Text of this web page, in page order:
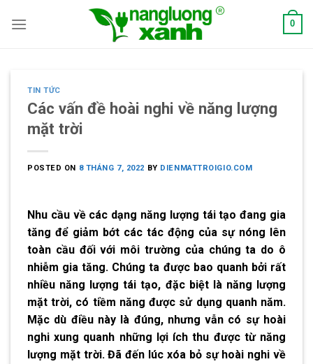
0
TIN TỨC
Các vấn đề hoài nghi về năng lượng
mặt trời
POSTED ON 8 THÁNG 7, 2022 BY DIENMATTROIGIO.COM
Nhu cầu về các dạng năng lượng tái tạo đang gia
tăng để giảm bớt các tác động của sự nóng lên
toàn cầu đối với môi trường của chúng ta do ô
nhiễm gia tăng. Chúng ta được bao quanh bởi rất
nhiều năng lượng tái tạo, đặc biệt là năng lượng
mặt trời, có tiềm năng được sử dụng quanh năm.
Mặc dù điều này là đúng, nhưng vẫn có sự hoài
nghi xung quanh những lợi ích thu được từ năng
lượng mặt trời. Đã đến lúc xóa bỏ sự hoài nghi về